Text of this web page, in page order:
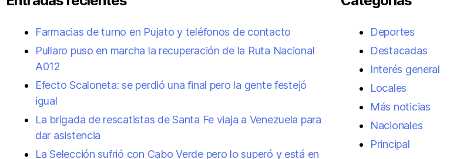
Farmacias de turno en Pujato y teléfonos de contacto
Pullaro puso en marcha la recuperación de la Ruta Nacional
A012
Efecto Scaloneta: se perdió una final pero la gente festejó
igual
La brigada de rescatistas de Santa Fe viaja a Venezuela para
dar asistencia
La Selección sufrió con Cabo Verde pero lo superó y está en
Deportes
Destacadas
Interés general
Locales
Más noticias
Nacionales
Principal